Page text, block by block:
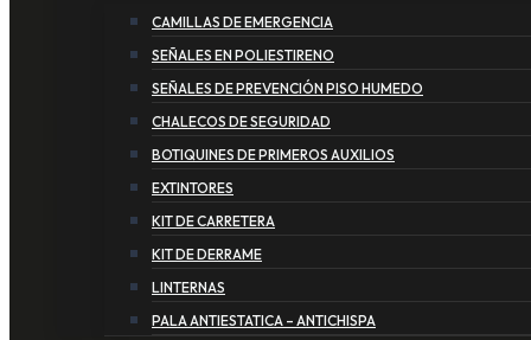
CAMILLAS DE EMERGENCIA
SEÑALES EN POLIESTIRENO
SEÑALES DE PREVENCIÓN PISO HUMEDO
CHALECOS DE SEGURIDAD
BOTIQUINES DE PRIMEROS AUXILIOS
EXTINTORES
KIT DE CARRETERA
KIT DE DERRAME
LINTERNAS
PALA ANTIESTATICA – ANTICHISPA